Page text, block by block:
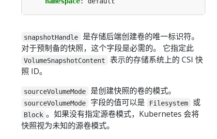
snapshotHandle
是存储后端创建卷的唯一标识符。
对于预制备的快照，这个字段是必需的。 它指定此
VolumeSnapshotContent
表示的存储系统上的 CSI 快
照 ID。
sourceVolumeMode 是创建快照的卷的模式。
sourceVolumeMode 字段的值可以是 Filesystem 或
Block 。如果没有指定源卷模式，Kubernetes 会将
快照视为未知的源卷模式。